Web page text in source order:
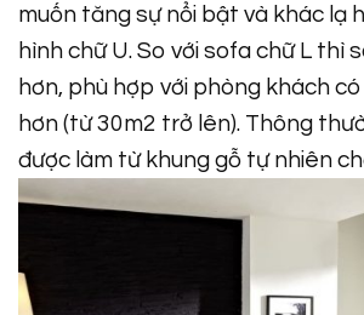
muốn tăng sự nổi bật và khác lạ
hình chữ U. So với sofa chữ L thì
hơn, phù hợp với phòng khách
hơn (từ 30m2 trở lên). Thông
được làm từ khung gỗ tự nhiên